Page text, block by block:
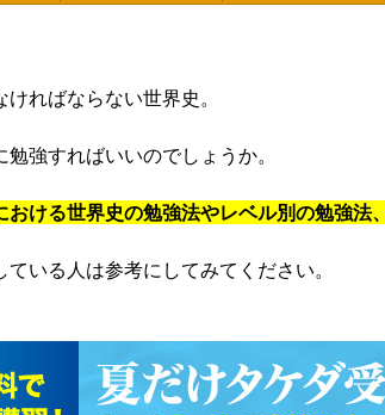
ればならない世界史。
強すればいいのでしょうか。
おける世界史の勉強法やレベル別の勉強法
いる人は参考にしてみてください。